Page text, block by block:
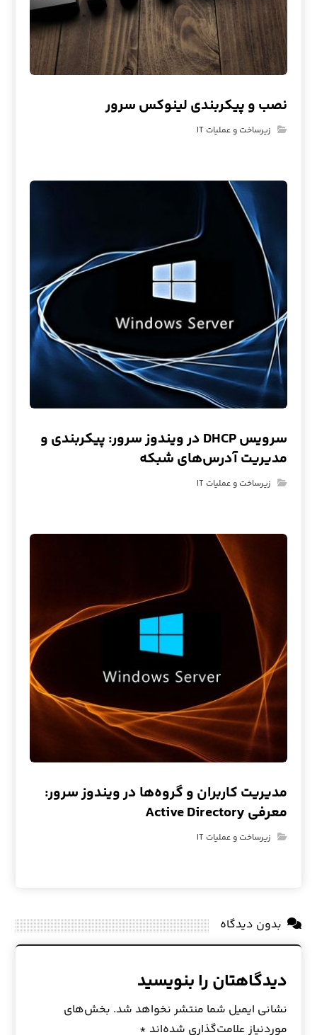
نصب و پیکربندی لینوکس سرور
زیرساخت و عملیات IT
سرویس DHCP در ویندوز سرور: پیکربندی و
مدیریت آدرس‌های شبکه
زیرساخت و عملیات IT
مدیریت کاربران و گروه‌ها در ویندوز سرور:
معرفی Active Directory
زیرساخت و عملیات IT
بدون دیدگاه
دیدگاهتان را بنویسید
نشانی ایمیل شما منتشر نخواهد شد. بخش‌های
موردنیاز علامت‌گذاری شده‌اند *